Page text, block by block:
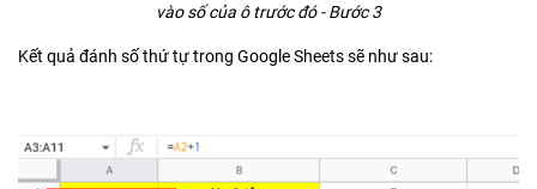
vào số của ô trước đó - Bước 3
Kết quả đánh số thứ tự trong Google Sheets sẽ như sau: